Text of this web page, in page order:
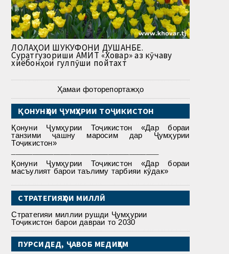
ЛОЛАҲОИ ШУКУФОНИ ДУШАНБЕ.
Суратгузориши АМИТ «Ховар» аз кӯчаву
хиёбонҳои гулпӯши пойтахт
Ҳамаи фоторепортажҳо
ҚОНУНҲОИ ҶУМҲУРИИ ТОҶИКИСТОН
Қонуни Ҷумҳурии Тоҷикистон «Дар бораи
танзими ҷашну маросим дар Ҷумҳурии
Тоҷикистон»
Қонуни Ҷумҳурии Тоҷикистон «Дар бораи
масъулият барои таълиму тарбияи кӯдак»
СТРАТЕГИЯҲОИ МИЛЛӢ
Стратегияи миллии рушди Ҷумҳурии
Тоҷикистон барои давраи то 2030
ПУРСИДЕД, ҶАВОБ МЕДИҲЕМ